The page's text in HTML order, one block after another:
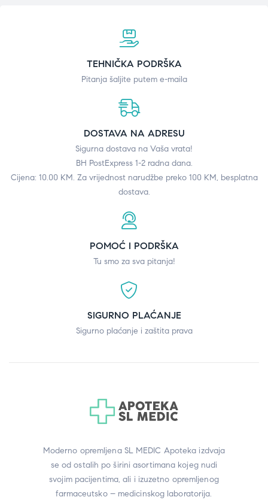
TEHNIČKA PODRŠKA
Pitanja šaljite putem e-maila
DOSTAVA NA ADRESU
Sigurna dostava na Vaša vrata!
BH PostExpress 1-2 radna dana.
Cijena: 10.00 KM. Za vrijednost narudžbe preko 100 KM, besplatna
dostava.
POMOĆ I PODRŠKA
Tu smo za sva pitanja!
SIGURNO PLAĆANJE
Sigurno plaćanje i zaštita prava
Moderno opremljena SL MEDIC Apoteka izdvaja
se od ostalih po širini asortimana kojeg nudi
svojim pacijentima, ali i izuzetno opremljenog
farmaceutsko – medicinskog laboratorija.